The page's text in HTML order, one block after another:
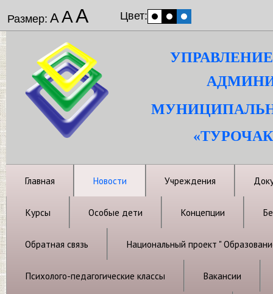
Размер: ААА Цвет:
Главная Новости Учреждения
Курсы Особые дети Концепции
Обратная связь Национальный проект "
Психолого-педагогические классы Вакансии